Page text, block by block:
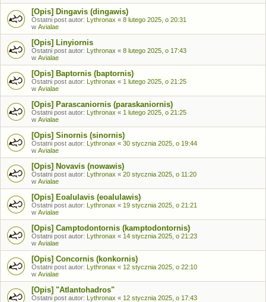
[Opis] Dingavis (dingawis)
Ostatni post autor: Lythronax « 8 lutego 2025, o 20:31
w Avialae
[Opis] Linyiornis
Ostatni post autor: Lythronax « 8 lutego 2025, o 17:43
w Avialae
[Opis] Baptornis (baptornis)
Ostatni post autor: Lythronax « 1 lutego 2025, o 21:25
w Avialae
[Opis] Parascaniornis (paraskaniornis)
Ostatni post autor: Lythronax « 1 lutego 2025, o 21:25
w Avialae
[Opis] Sinornis (sinornis)
Ostatni post autor: Lythronax « 30 stycznia 2025, o 19:44
w Avialae
[Opis] Novavis (nowawis)
Ostatni post autor: Lythronax « 20 stycznia 2025, o 11:20
w Avialae
[Opis] Eoalulavis (eoalulawis)
Ostatni post autor: Lythronax « 19 stycznia 2025, o 21:21
w Avialae
[Opis] Camptodontornis (kamptodontornis)
Ostatni post autor: Lythronax « 14 stycznia 2025, o 21:23
w Avialae
[Opis] Concornis (konkornis)
Ostatni post autor: Lythronax « 12 stycznia 2025, o 22:10
w Avialae
[Opis] "Atlantohadros"
Ostatni post autor: Lythronax « 12 stycznia 2025, o 17:43